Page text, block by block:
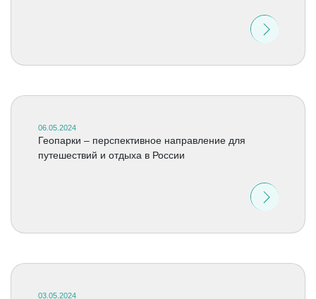
06.05.2024
Геопарки – перспективное направление для
путешествий и отдыха в России
03.05.2024